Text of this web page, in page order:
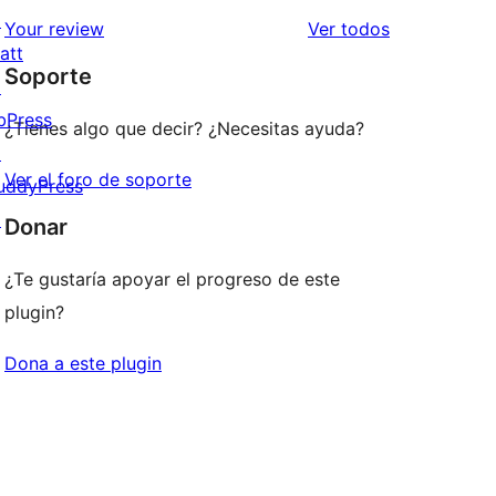
estrellas
de
1
estrellas
Your review Ver todoslos
Soporte
¿Tienes algo que decir? ¿Necesitas ayuda?
Ver el foro de soporte
Donar
¿Te gustaría apoyar el progreso de este
plugin?
Dona a este plugin